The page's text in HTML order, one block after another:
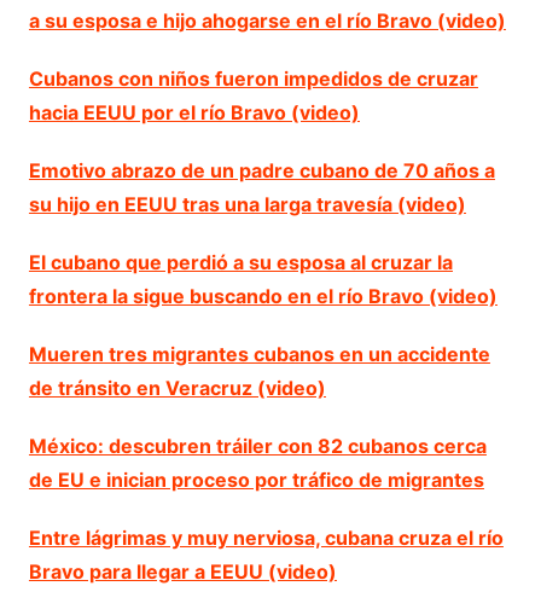
a su esposa e hijo ahogarse en el río Bravo (video)
Cubanos con niños fueron impedidos de cruzar
hacia EEUU por el río Bravo (video)
Emotivo abrazo de un padre cubano de 70 años a
su hijo en EEUU tras una larga travesía (video)
El cubano que perdió a su esposa al cruzar la
frontera la sigue buscando en el río Bravo (video)
Mueren tres migrantes cubanos en un accidente
de tránsito en Veracruz (video)
México: descubren tráiler con 82 cubanos cerca
de EU e inician proceso por tráfico de migrantes
Entre lágrimas y muy nerviosa, cubana cruza el río
Bravo para llegar a EEUU (video)